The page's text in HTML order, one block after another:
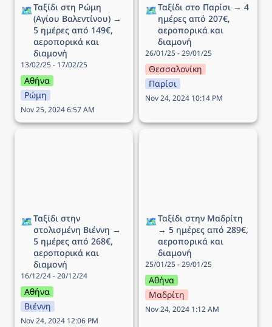
🗺️Ταξίδι στη Ρώμη
(Αγίου Βαλεντίνου) →
5 ημέρες από 149€,
αεροπορικά και
διαμονή
13/02/25 - 17/02/25
Αθήνα
Ρώμη
Nov 25, 2024 6:57 AM
🗺️Ταξίδι στο Παρίσι → 4
ημέρες από 207€,
αεροπορικά και
διαμονή
26/01/25 - 29/01/25
Θεσσαλονίκη
Παρίσι
Nov 24, 2024 10:14 PM
🗺️Ταξίδι στην
στολισμένη Βιέννη →
5 ημέρες από 268€,
αεροπορικά και
διαμονή
16/12/24 - 20/12/24
Αθήνα
Βιέννη
Nov 24, 2024 12:06 PM
🗺️Ταξίδι στην Μαδρίτη
→ 5 ημέρες από 289€,
αεροπορικά και
διαμονή
25/01/25 - 29/01/25
Αθήνα
Μαδρίτη
Nov 24, 2024 1:12 AM